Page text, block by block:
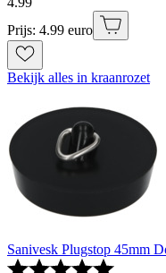
Prijs: 4.99 euro
Bekijk alles in kraanrozet
Sanivesk Plugstop 45mm